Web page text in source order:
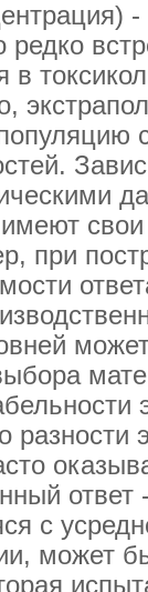
-
редко
свои
при
разности
ответ
с
может